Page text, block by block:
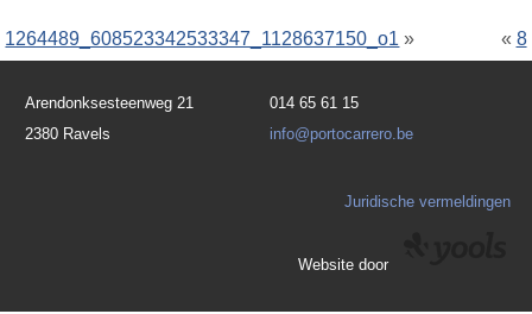
1264489_608523342533347_1128637150_o1 » « 8
Arendonksesteenweg 21
014 65 61 15
2380 Ravels
info@portocarrero.be
Juridische vermeldingen
Website door